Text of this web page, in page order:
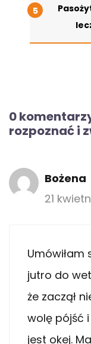
0
rozpoznać i
Bożena
21
Umówiłam
jutro do
że zaczął
wolę pójść
jest okej.